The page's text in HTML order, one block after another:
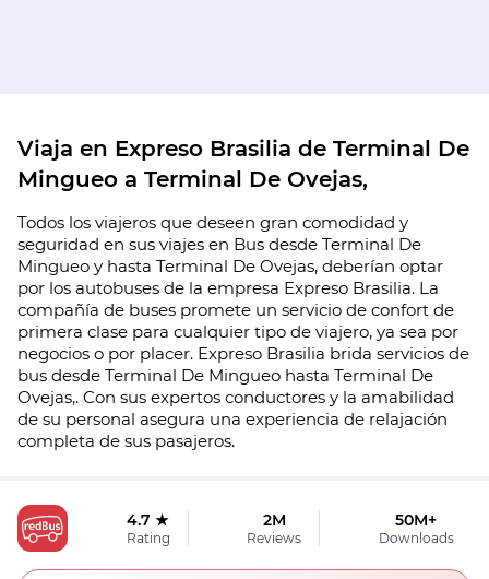
Viaja en Expreso Brasilia de Terminal De
Mingueo a Terminal De Ovejas,
Todos los viajeros que deseen gran comodidad y
seguridad en sus viajes en Bus desde Terminal De
Mingueo y hasta Terminal De Ovejas, deberían optar
por los autobuses de la empresa Expreso Brasilia. La
compañía de buses promete un servicio de confort de
primera clase para cualquier tipo de viajero, ya sea por
negocios o por placer. Expreso Brasilia brida servicios de
bus desde Terminal De Mingueo hasta Terminal De
Ovejas,. Con sus expertos conductores y la amabilidad
de su personal asegura una experiencia de relajación
completa de sus pasajeros.
4.7 ★
Rating
2M
Reviews
50M+
Downloads